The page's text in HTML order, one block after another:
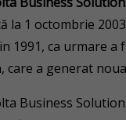
la 1 octombrie
1991, ca urmare
care a generat
Business